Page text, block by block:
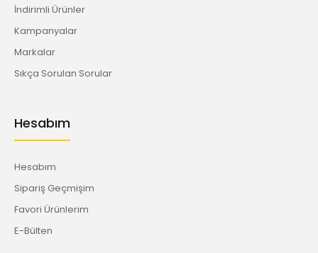
İndirimli Ürünler
Kampanyalar
Markalar
Sıkça Sorulan Sorular
Hesabım
Hesabım
Sipariş Geçmişim
Favori Ürünlerim
E-Bülten